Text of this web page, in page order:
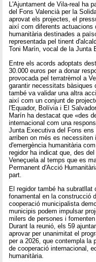
L'Ajuntament de Vila-real ha
del Fons Valencià per la
aprovat els projectes, el
així com diferents actuacions
humanitària destinades a
representada pel tinent
Toni Marín, vocal de la Junta
Entre els acords adoptats
30.000 euros per a donar
provocada pel terratrèmol a
garantir necessitats bàsiques
també va validar una altra
així com un conjunt de
l'Equador, Bolívia i El
Marín ha destacat que «des
internacional com una
Junta Executiva del Fons
arriben on més es
d'emergència humanitària
regidor ha indicat que, des
Veneçuela al temps que es
Permanent d'Acció
part.
El regidor també ha
fonamental en la construcció
cooperació municipalista
municipis podem impulsar
milers de persones i
Durant la reunió, els 59
aprovar per unanimitat el
per a 2026, que contempla la
de cooperació internacional,
humanitària.